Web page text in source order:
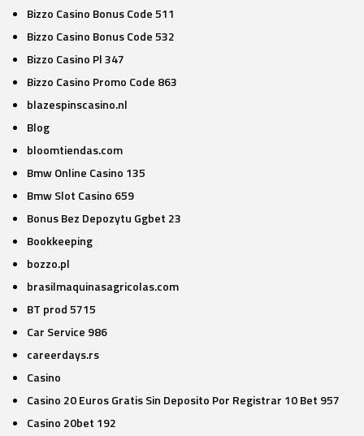
Bizzo Casino Bonus Code 511
Bizzo Casino Bonus Code 532
Bizzo Casino Pl 347
Bizzo Casino Promo Code 863
blazespinscasino.nl
Blog
bloomtiendas.com
Bmw Online Casino 135
Bmw Slot Casino 659
Bonus Bez Depozytu Ggbet 23
Bookkeeping
bozzo.pl
brasilmaquinasagricolas.com
BT prod 5715
Car Service 986
careerdays.rs
Casino
Casino 20 Euros Gratis Sin Deposito Por Registrar 10 Bet 957
Casino 20bet 192